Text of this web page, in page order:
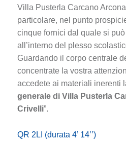
Villa Pusterla Carcano
particolare, nel punto
cinque fornici dal quale si
all’interno del plesso
Guardando il corpo centrale
concentrate la vostra
accedete ai materiali inerenti
generale di Villa Pusterla
Crivelli”.
QR 2LI (durata 4’ 14’’)